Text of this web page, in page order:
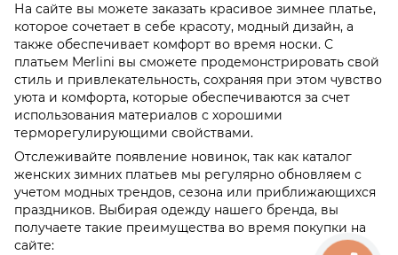
На сайте вы можете заказать красивое зимнее платье,
которое сочетает в себе красоту, модный дизайн, а
также обеспечивает комфорт во время носки. С
платьем Merlini вы сможете продемонстрировать свой
стиль и привлекательность, сохраняя при этом чувство
уюта и комфорта, которые обеспечиваются за счет
использования материалов с хорошими
терморегулирующими свойствами.
Отслеживайте появление новинок, так как каталог
женских зимних платьев мы регулярно обновляем с
учетом модных трендов, сезона или приближающихся
праздников. Выбирая одежду нашего бренда, вы
получаете такие преимущества во время покупки на
сайте: